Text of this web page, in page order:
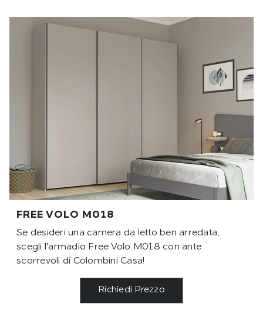
FREE VOLO M018
Se desideri una camera da letto ben arredata,
scegli l'armadio Free Volo M018 con ante
scorrevoli di Colombini Casa!
Richiedi Prezzo